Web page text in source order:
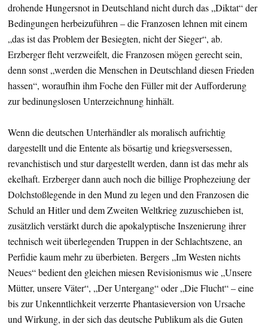
drohende Hungersnot in Deutschland nicht durch das „Diktat“ der
Bedingungen herbeizuführen – die Franzosen lehnen mit einem
„das ist das Problem der Besiegten, nicht der Sieger“, ab.
Erzberger fleht verzweifelt, die Franzosen mögen gerecht sein,
denn sonst „werden die Menschen in Deutschland diesen Frieden
hassen“, woraufhin ihm Foche den Füller mit der Aufforderung
zur bedinungslosen Unterzeichnung hinhält.
Wenn die deutschen Unterhändler als moralisch aufrichtig
dargestellt und die Entente als bösartig und kriegsversessen,
revanchistisch und stur dargestellt werden, dann ist das mehr als
ekelhaft. Erzberger dann auch noch die billige Prophezeiung der
Dolchstoßlegende in den Mund zu legen und den Franzosen die
Schuld an Hitler und dem Zweiten Weltkrieg zuzuschieben ist,
zusätzlich verstärkt durch die apokalyptische Inszenierung ihrer
technisch weit überlegenden Truppen in der Schlachtszene, an
Perfidie kaum mehr zu überbieten. Bergers „Im Westen nichts
Neues“ bedient den gleichen miesen Revisionismus wie „Unsere
Mütter, unsere Väter“, „Der Untergang“ oder „Die Flucht“ – eine
bis zur Unkenntlichkeit verzerrte Phantasieversion von Ursache
und Wirkung, in der sich das deutsche Publikum als die Guten